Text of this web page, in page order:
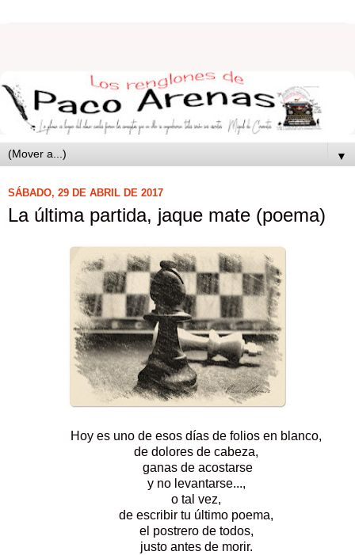
▼
SÁBADO, 29 DE ABRIL DE 2017
La última partida, jaque mate (poema)
Hoy es uno de esos días de folios en blanco,
de dolores de cabeza,
ganas de acostarse
y no levantarse...,
o tal vez,
de escribir tu último poema,
el postrero de todos,
justo antes de morir.